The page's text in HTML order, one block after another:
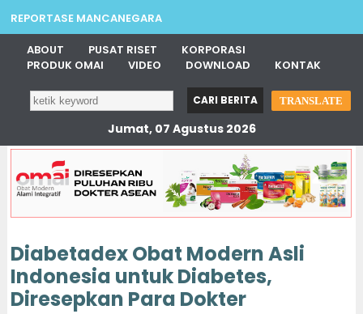
REPORTASE MANCANEGARA
ABOUT PUSAT RISET
KORPORASI
PRODUK OMAI
VIDEO DOWNLOAD KONTAK
TRANSLATE
Jumat, 07 Agustus 2026
Diabetadex Obat Modern Asli
Indonesia untuk Diabetes,
Diresepkan Para Dokter